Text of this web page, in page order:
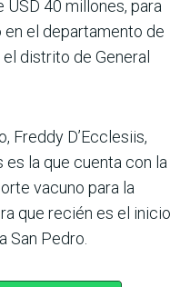
40 millo­nes, para
el departa­mento de
distrito de General
Freddy D’Ecclesiis,
la que cuenta con la
vacuno para la
que recién es el inicio
San Pedro.